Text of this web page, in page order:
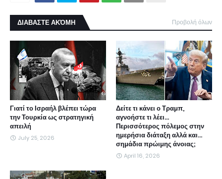
ΔΙΑΒΑΣΤΕ ΑΚΌΜΗ Προβολή όλων
Γιατί το Ισραήλ βλέπει τώρα
την Τουρκία ως στρατηγική
απειλή
July 25, 2026
Δείτε τι κάνει ο Τραμπ,
αγνοήστε τι λέει...
Περισσότερος πόλεμος στην
ημερήσια διάταξη αλλά και...
σημάδια πρώιμης άνοιας;
April 16, 2026